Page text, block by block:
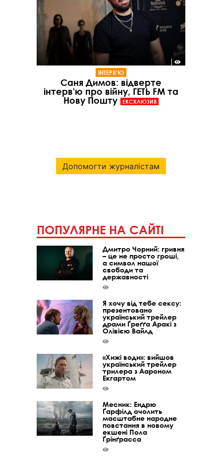
ІНТЕРВ'Ю
Саня Димов: відверте
інтерв'ю про війну, ГЕТЬ FM та
Нову Пошту
ЕКСКЛЮЗИВ
Допомогти журналістам
ПОПУЛЯРНЕ НА САЙТІ
Дмитро Чорний: гривня
– це не просто гроші,
а символ нашої
свободи та
державності
Я хочу від тебе сексу:
презентовано
український трейлер
драми Ґреґґа Аракі з
Олівією Вайлд
«Хижі води»: вийшов
український трейлер
трилера з Аароном
Екгартом
Месник: Ендрю
Ґарфілд очолить
масштабне народне
повстання в новому
екшені Пола
Ґрінґрасса